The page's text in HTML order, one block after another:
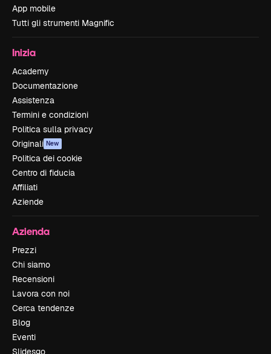
App mobile
Tutti gli strumenti Magnific
Inizia
Academy
Documentazione
Assistenza
Termini e condizioni
Politica sulla privacy
Originali New
Politica dei cookie
Centro di fiducia
Affiliati
Aziende
Azienda
Prezzi
Chi siamo
Recensioni
Lavora con noi
Cerca tendenze
Blog
Eventi
Slidesgo